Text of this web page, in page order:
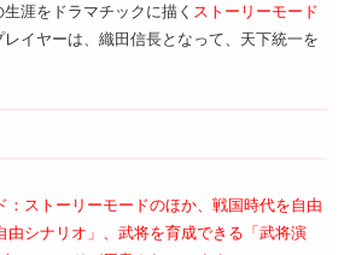
涯をドラマチックに描く ストーリーモード
イヤーは、織田信長となって、天下統一を
：ストーリーモードのほか、戦国時代を自由
由シナリオ」、武将を育成できる「武将演